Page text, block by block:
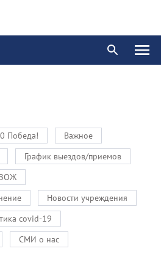
Победа!
Важное
График выездов/приемов
Новости учреждения
covid-19
СМИ о нас